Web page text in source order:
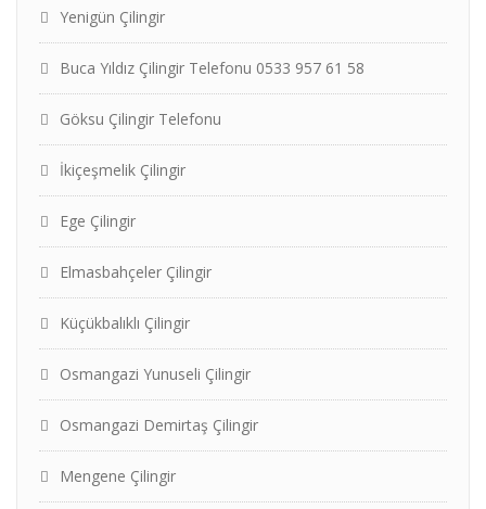
Yenigün Çilingir
Buca Yıldız Çilingir Telefonu 0533 957 61 58
Göksu Çilingir Telefonu
İkiçeşmelik Çilingir
Ege Çilingir
Elmasbahçeler Çilingir
Küçükbalıklı Çilingir
Osmangazi Yunuseli Çilingir
Osmangazi Demirtaş Çilingir
Mengene Çilingir